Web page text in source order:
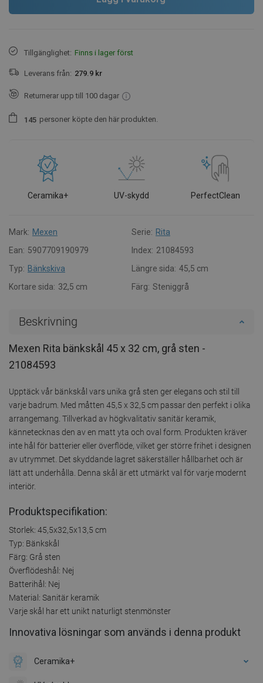
Tillgänglighet: Finns i lager först
Leverans från: 279.9 kr
Returnerar upp till 100 dagar
1 45 personer köpte den här produkten.
Ceramika+ UV-skydd PerfectClean
Mark: Mexen Serie: Rita
Ean: 5907709190979 Index: 21084593
Typ: Bänkskiva Längre sida: 45,5 cm
Kortare sida: 32,5 cm Färg: Steniggrå
Beskrivning
Mexen Rita bänkskål 45 x 32 cm, grå sten -
21084593
Upptäck vår bänkskål vars unika grå sten ger elegans och stil till
varje badrum. Med måtten 45,5 x 32,5 cm passar den perfekt i olika
arrangemang. Tillverkad av högkvalitativ sanitär keramik,
kännetecknas den av en matt yta och oval form. Produkten kräver
inte hål för batterier eller överflöde, vilket ger större frihet i designen
av utrymmet. Det skyddande lagret säkerställer hållbarhet och är
lätt att underhålla. Denna skål är ett utmärkt val för varje modernt
interiör.
Produktspecifikation:
Storlek: 45,5x32,5x13,5 cm
Typ: Bänkskål
Färg: Grå sten
Överflödeshål: Nej
Batterihål: Nej
Material: Sanitär keramik
Varje skål har ett unikt naturligt stenmönster
Innovativa lösningar som används i denna produkt
Ceramika+